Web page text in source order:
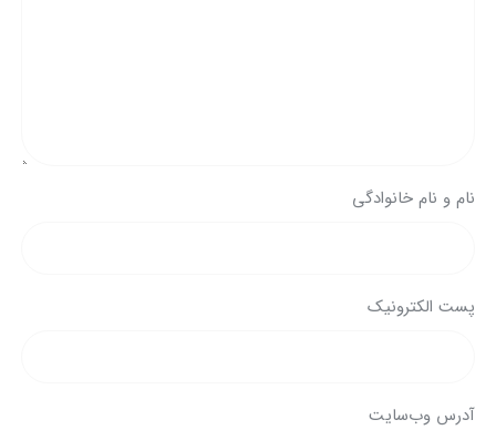
نام و نام خانوادگی
پست الکترونیک
آدرس وب‌سایت